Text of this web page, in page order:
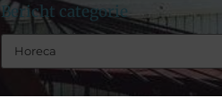
Bericht categorie